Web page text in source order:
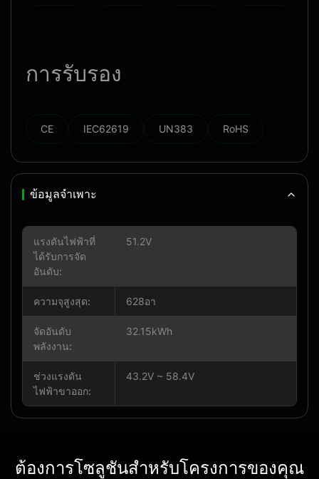
การรับรอง
CE IEC62619 UN383 RoHS
ข้อมูลจำเพาะ
แรงดันไฟฟ้าที่
ได้รับการจัด
อันดับ:
51.2V
ความจุสูงสุด: 628อา
จัดอันดับ
พลังงาน:
32.15kWh
ช่วงแรงดัน
ไฟฟ้าขาออก:
43.2V ~ 58.4V
ต้องการโซลูชันสำหรับโครงการของคุณ